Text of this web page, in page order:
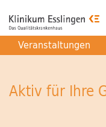
Veranstaltungen
Aktiv für Ihre